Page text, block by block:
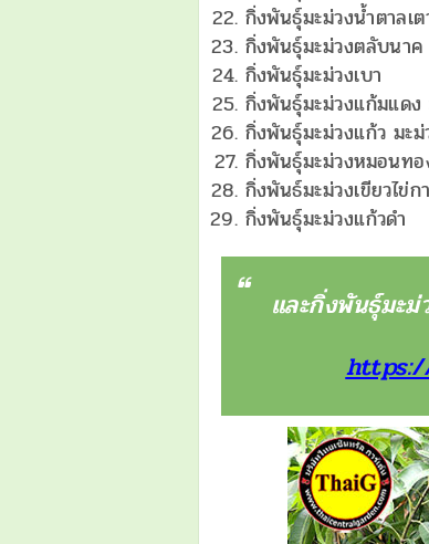
กิ่งพันธุ์มะม่วงน้ำตาลเต
กิ่งพันธุ์มะม่วงตลับนาค
กิ่งพันธุ์มะม่วงเบา
กิ่งพันธุ์มะม่วงแก้มแด
กิ่งพันธุ์มะม่วงแก้ว มะ
กิ่งพันธุ์มะม่วงหมอนทอ
กิ่งพันธ์มะม่วงเขียวไข่กา
กิ่งพันธุ์มะม่วงแก้วดำ
และกิ่งพันธุ์มะ